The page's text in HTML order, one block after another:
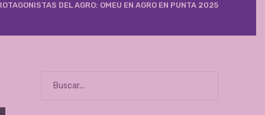
DEL AGRO: OMEU EN AGRO EN PUNTA 2025